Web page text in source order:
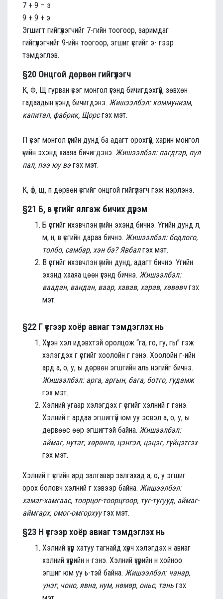
7 + 9 – э
9 + 9 + э
Эгшигт гийгүүлэгчийг 7-гийн тоогоор, заримдаг
гийгүүлэгчийг 9-ийн тоогоор, эгшиг үсгийг э- гээр
тэмдэглэв.
§20 Онцгой дөрвөн гийгүүлэгч
К, Ф, Щ гурван үсэг монгол үгэнд бичигдэхгүй, зөвхөн
гадаадын үгэнд бичигдэнэ. Жишээлбэл: коммунизм,
капитал, фабрик, Щорсгэх мэт.
П үсэг монгол үгийн дунд ба адагт орохгүй, харин монгол
үгийн эхэнд хааяа бичигдэнэ. Жишээлбэл: пагдгар, пүл
пал, пээ юу вэ гэх мэт.
К, ф, щ, п дөрвөн үсгийг онцгой гийгүүлэгч гэж нэрлэнэ.
§21 Б, в үсгийг ялгаж бичих дүрэм
Б үсгийг ихэвчлэн үгийн эхэнд бичнэ. Үгийн дунд л,
м, н, в үсгийн дараа бичнэ. Жишээлбэл: бодлого,
толбо, самбар, хэн бэ? Явбалгэх мэт.
В үсгийг ихэвчлэн үгийн дунд, адагт бичнэ. Үгийн
эхэнд хааяа цөөн үгэнд бичнэ. Жишээлбэл:
ваадан, вандан, ваар, хавав, харав, хөвөвчгэх
мэт.
§22 Г үсгээр хоёр авиаг тэмдэглэх нь
Хүүхэн хэл идэвхтэй оролцож “га, го, гу, гы” гэж
хэлэгдэх г үсгийг хоолойн г гэнэ. Хоолойн г-ийн
ард а, о, у, ы дөрвөн эгшгийн аль нэгийг бичнэ.
Жишээлбэл: арга, аргын, бага, ботго, гудамж
гэх мэт.
Хэлний угаар хэлэгдэх г үсгийг хэлний г гэнэ.
Хэлний г ардаа эгшиггүй юм уу эсвэл а, о, у, ы
дөрвөөс өөр эгшигтэй байна. Жишээлбэл:
аймаг, нутаг, хөрөнгө, цэнгэл, цэцэг, гүйцэтгэх
гэх мэт.
Хэлний г үсгийн ард залгавар залгахад а, о, у эгшиг
орох боловч хэлний г хэвээр байна. Жишээлбэл:
хамаг-хамгаас, тоорцог-тоорцгоор, туг-тугууд, аймаг-
аймгарх, омог-омгорхуугэх мэт.
§23 Н үсгээр хоёр авиаг тэмдэглэх нь
Хэлний үзүүр хатуу тагнайд хүрч хэлэгдэх н авиаг
хэлний үзүүрийн н гэнэ. Хэлний үзүүрийн н хойноо
эгшиг юм уу ь-тэй байна. Жишээлбэл: чанар,
үнэг, чоно, явна, нум, нөмөр, оньс, тань гэх